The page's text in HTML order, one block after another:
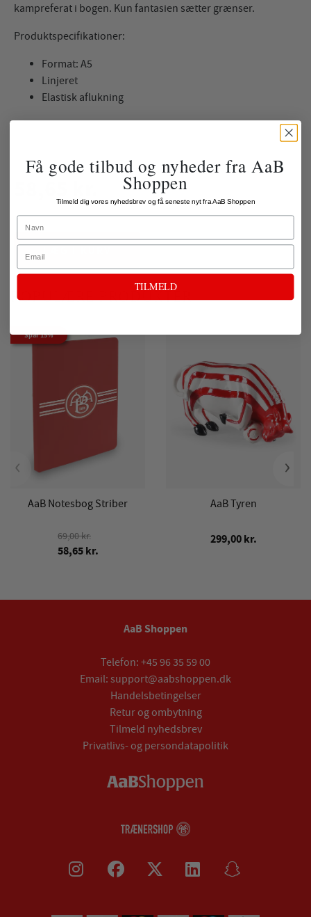
kampreferat i bogen. Kun fantasien sætter grænser.
Produktspecifikationer:
Format: A5
Linjeret
Elastisk aflukning
69,00 kr.
ekskl. fragt
LÆG I KURV
POPULÆRE PRODUKTER
Spar 15%
AaB Notesbog Striber
69,00 kr.
58,65 kr.
AaB Tyren
299,00 kr.
‹ ›
AaB Shoppen
Telefon: +45 96 35 59 00
Email: support@aabshoppen.dk
Handelsbetingelser
Retur og ombytning
Tilmeld nyhedsbrev
Privatlivs- og persondatapolitik
Få gode tilbud og nyheder fra AaB
Shoppen
Tilmeld dig vores nyhedsbrev og få seneste nyt fra AaB Shoppen
Name
Email
TILMELD